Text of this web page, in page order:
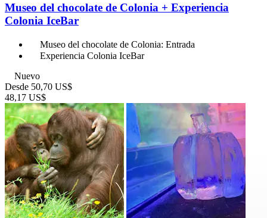
Museo del chocolate de Colonia + Experiencia
Colonia IceBar
Museo del chocolate de Colonia: Entrada
Experiencia Colonia IceBar
Nuevo
Desde 50,70 US$
48,17 US$